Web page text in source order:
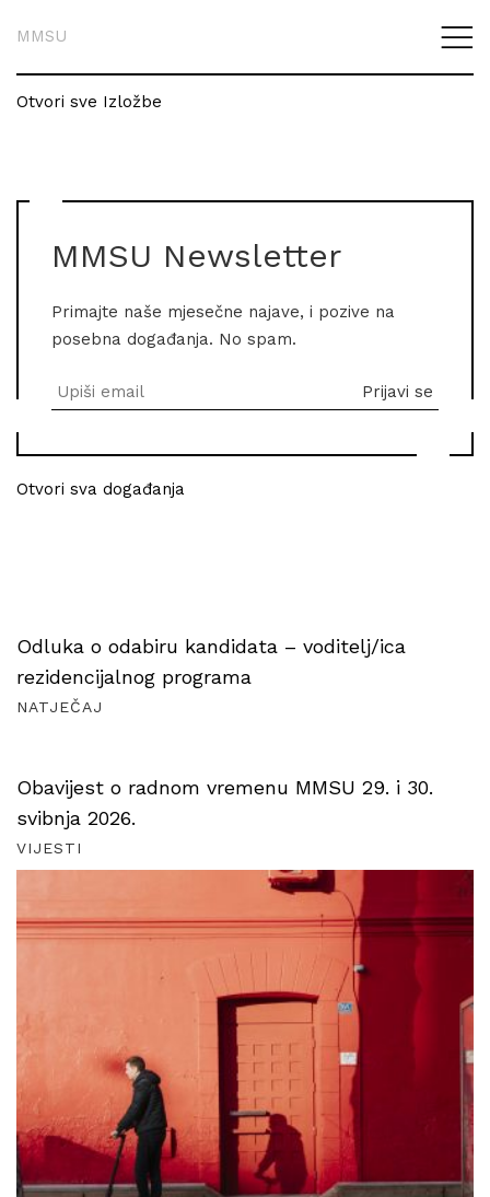
MMSU
Otvori sve Izložbe
MMSU Newsletter
Primajte naše mjesečne najave, i pozive na
posebna događanja. No spam.
Otvori sva događanja
Odluka o odabiru kandidata – voditelj/ica
rezidencijalnog programa
NATJEČAJ
Obavijest o radnom vremenu MMSU 29. i 30.
svibnja 2026.
VIJESTI